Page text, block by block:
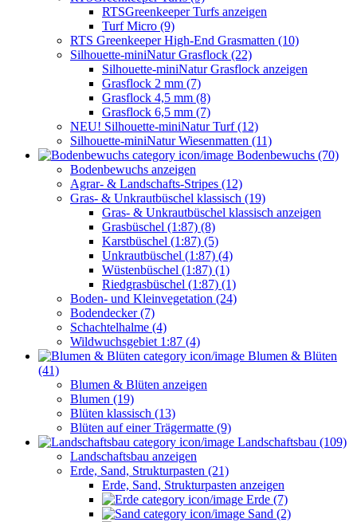
RTSGreenkeeper Turfs anzeigen
Turf Micro (9)
RTS Greenkeeper High-End Grasmatten (10)
Silhouette-miniNatur Grasflock (22)
Silhouette-miniNatur Grasflock anzeigen
Grasflock 2 mm (7)
Grasflock 4,5 mm (8)
Grasflock 6,5 mm (7)
NEU! Silhouette-miniNatur Turf (12)
Silhouette-miniNatur Wiesenmatten (11)
Bodenbewuchs (70)
Bodenbewuchs anzeigen
Agrar- & Landschafts-Stripes (12)
Gras- & Unkrautbüschel klassisch (19)
Gras- & Unkrautbüschel klassisch anzeigen
Grasbüschel (1:87) (8)
Karstbüschel (1:87) (5)
Unkrautbüschel (1:87) (4)
Wüstenbüschel (1:87) (1)
Riedgrasbüschel (1:87) (1)
Boden- und Kleinvegetation (24)
Bodendecker (7)
Schachtelhalme (4)
Wildwuchsgebiet 1:87 (4)
Blumen & Blüten
(41)
Blumen & Blüten anzeigen
Blumen (19)
Blüten klassisch (13)
Blüten auf einer Trägermatte (9)
Landschaftsbau (109)
Landschaftsbau anzeigen
Erde, Sand, Strukturpasten (21)
Erde, Sand, Strukturpasten anzeigen
Erde (7)
Sand (2)